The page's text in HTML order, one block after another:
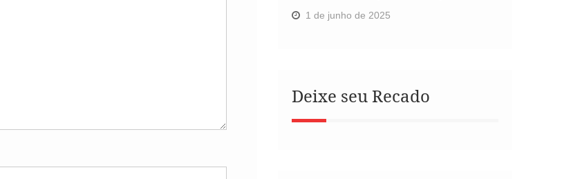
1 de junho de 2025
Deixe seu Recado